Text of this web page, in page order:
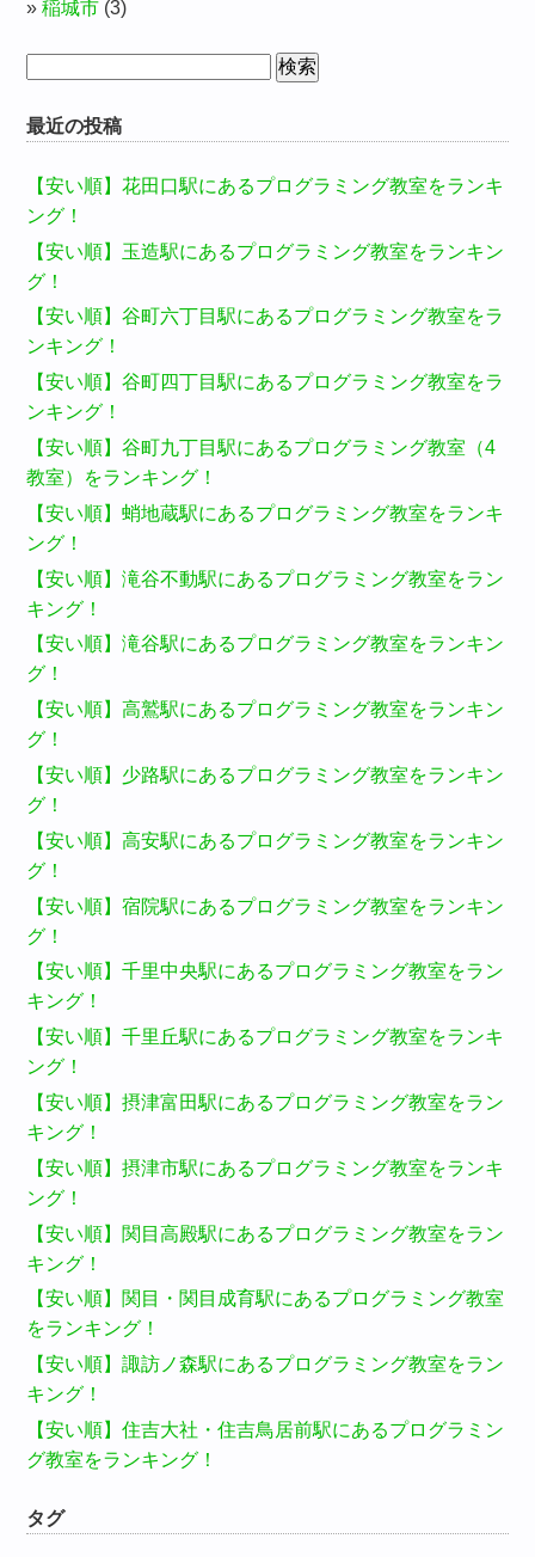
稲城市 (3)
最近の投稿
【安い順】花田口駅にあるプログラミング教室をランキ
ング！
【安い順】玉造駅にあるプログラミング教室をランキン
グ！
【安い順】谷町六丁目駅にあるプログラミング教室をラ
ンキング！
【安い順】谷町四丁目駅にあるプログラミング教室をラ
ンキング！
【安い順】谷町九丁目駅にあるプログラミング教室（4
教室）をランキング！
【安い順】蛸地蔵駅にあるプログラミング教室をランキ
ング！
【安い順】滝谷不動駅にあるプログラミング教室をラン
キング！
【安い順】滝谷駅にあるプログラミング教室をランキン
グ！
【安い順】高鷲駅にあるプログラミング教室をランキン
グ！
【安い順】少路駅にあるプログラミング教室をランキン
グ！
【安い順】高安駅にあるプログラミング教室をランキン
グ！
【安い順】宿院駅にあるプログラミング教室をランキン
グ！
【安い順】千里中央駅にあるプログラミング教室をラン
キング！
【安い順】千里丘駅にあるプログラミング教室をランキ
ング！
【安い順】摂津富田駅にあるプログラミング教室をラン
キング！
【安い順】摂津市駅にあるプログラミング教室をランキ
ング！
【安い順】関目高殿駅にあるプログラミング教室をラン
キング！
【安い順】関目・関目成育駅にあるプログラミング教室
をランキング！
【安い順】諏訪ノ森駅にあるプログラミング教室をラン
キング！
【安い順】住吉大社・住吉鳥居前駅にあるプログラミン
グ教室をランキング！
タグ